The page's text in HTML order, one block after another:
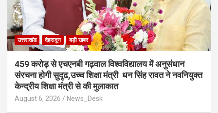
उत्तराखंड देहरादून बड़ी खबर
459 करोड़ से एचएनबी गढ़वाल विश्वविद्यालय में अनुसंधान
संरचना होगी सुदृढ,उच्च शिक्षा मंत्री धन सिंह रावत ने नवनियुक्त
केन्द्रीय शिक्षा मंत्री से की मुलाकात
August 6, 2026 News_Desk